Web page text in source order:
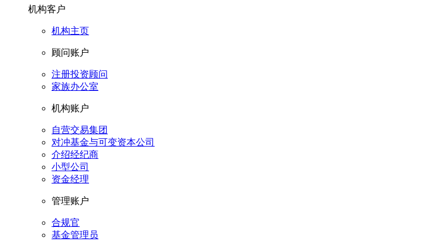
机构客户
机构主页
顾问账户
注册投资顾问
家族办公室
机构账户
自营交易集团
对冲基金与可变资本公司
介绍经纪商
小型公司
资金经理
管理账户
合规官
基金管理员